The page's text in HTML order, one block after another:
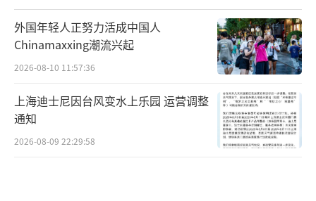
外国年轻人正努力活成中国人
Chinamaxxing潮流兴起
2026-08-10 11:57:36
上海迪士尼因台风变水上乐园 运营调整
通知
2026-08-09 22:29:58